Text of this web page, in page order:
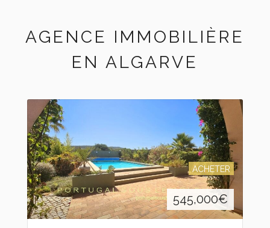
AGENCE IMMOBILIÈRE
EN ALGARVE
ACHETER
545,000€